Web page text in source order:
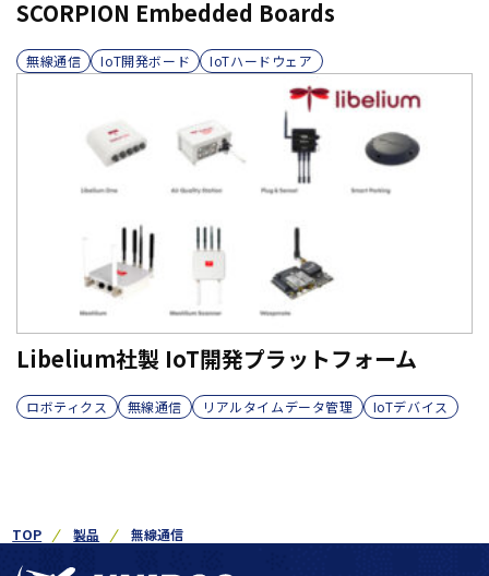
SCORPION Embedded Boards
無線通信 IoT開発ボード IoTハードウェア
Libelium社製 IoT開発プラットフォーム
ロボティクス 無線通信 リアルタイムデータ管理 IoTデバイス
TOP 製品 無線通信